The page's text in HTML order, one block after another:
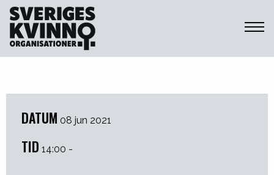
Sveriges Kvinnoorganisationer
DATUM 08 jun 2021
TID 14:00 -